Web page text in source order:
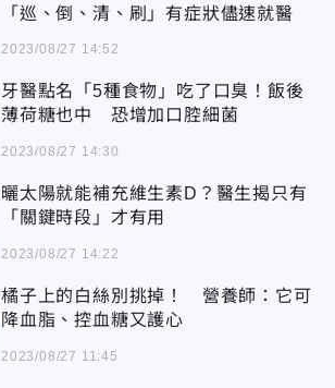
「巡、倒、清、刷」有症狀儘速就醫
2023/08/27 14:52
牙醫點名「5種食物」吃了口臭！飯後
薄荷糖也中 恐增加口腔細菌
2023/08/27 14:30
曬太陽就能補充維生素D？醫生揭只有
「關鍵時段」才有用
2023/08/27 14:22
橘子上的白絲別挑掉！ 營養師：它可
降血脂、控血糖又護心
2023/08/27 11:45